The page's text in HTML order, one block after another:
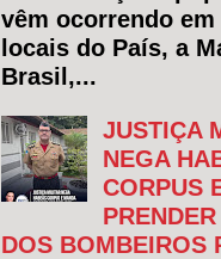
vêm ocorrendo
locais do País, a
Brasil,...
JUSTIÇA
NEGA
CORPUS
DOS BOMBEIROS